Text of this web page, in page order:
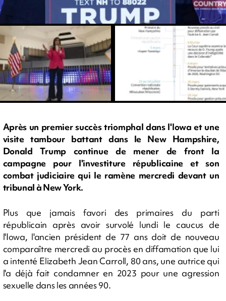
Après un premier succès triomphal dans l'Iowa et une
visite tambour battant dans le New Hampshire,
Donald Trump continue de mener de front la
campagne pour l'investiture républicaine et son
combat judiciaire qui le ramène mercredi devant un
tribunal à New York.
Plus que jamais favori des primaires du parti
républicain après avoir survolé lundi le caucus de
l'Iowa, l'ancien président de 77 ans doit de nouveau
comparaître mercredi au procès en diffamation que lui
a intenté Elizabeth Jean Carroll, 80 ans, une autrice qui
l'a déjà fait condamner en 2023 pour une agression
sexuelle dans les années 90.